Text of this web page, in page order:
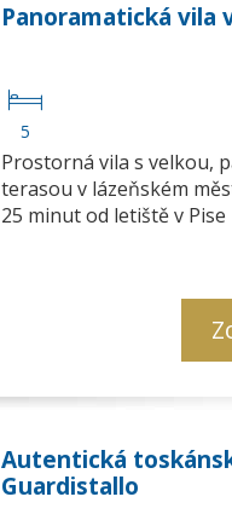
Panoramatická vila
5
Prostorná vila s velkou,
terasou v lázeňském
25 minut od letiště v Pise
Autentická
Guardistallo